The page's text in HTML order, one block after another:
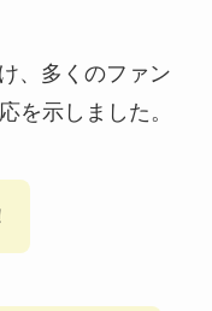
、多くのファン
を示しました。